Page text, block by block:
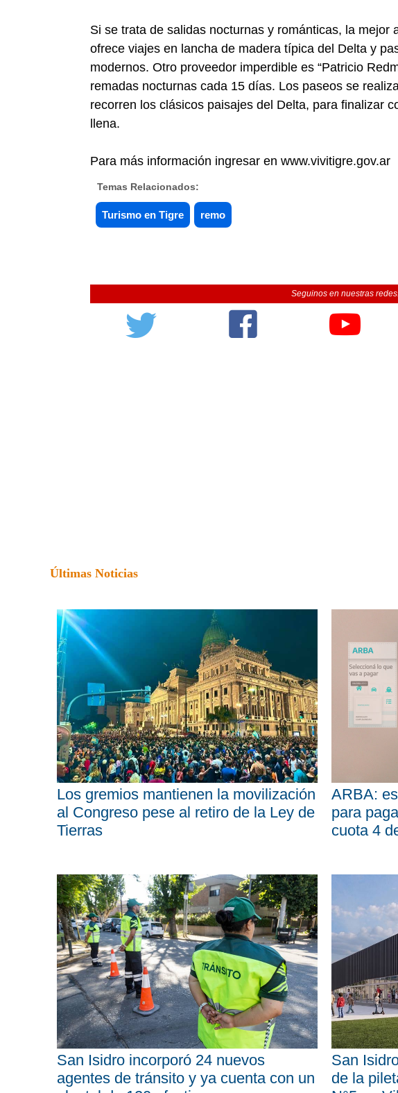
Si se trata de salidas nocturnas y románticas, la mejor
ofrece viajes en lancha de madera típica del Delta y
modernos. Otro proveedor imperdible es “Patricio
remadas nocturnas cada 15 días. Los paseos se
recorren los clásicos paisajes del Delta, para finalizar
llena.
Para más información ingresar en www.vivitigre.gov.ar
Temas Relacionados:
Turismo en Tigre remo
Seguinos en nuestras
Últimas Noticias
Los gremios mantienen la movilización
al Congreso pese al retiro de la Ley de
Tierras
ARBA:
para
cuota 4
San Isidro incorporó 24 nuevos
agentes de tránsito y ya cuenta con un
San
de la